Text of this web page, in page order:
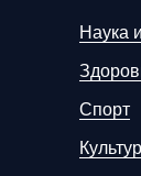
Наука
Спорт